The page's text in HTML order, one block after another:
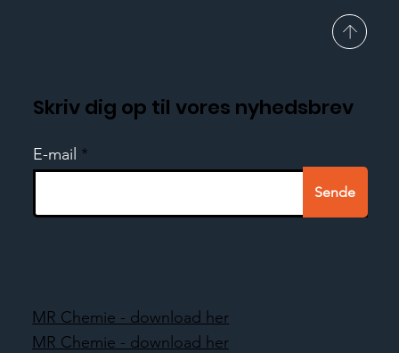
Skriv dig op til vores nyhedsbrev
E-mail
Sende
MR Chemie - download her
MR Chemie - download her